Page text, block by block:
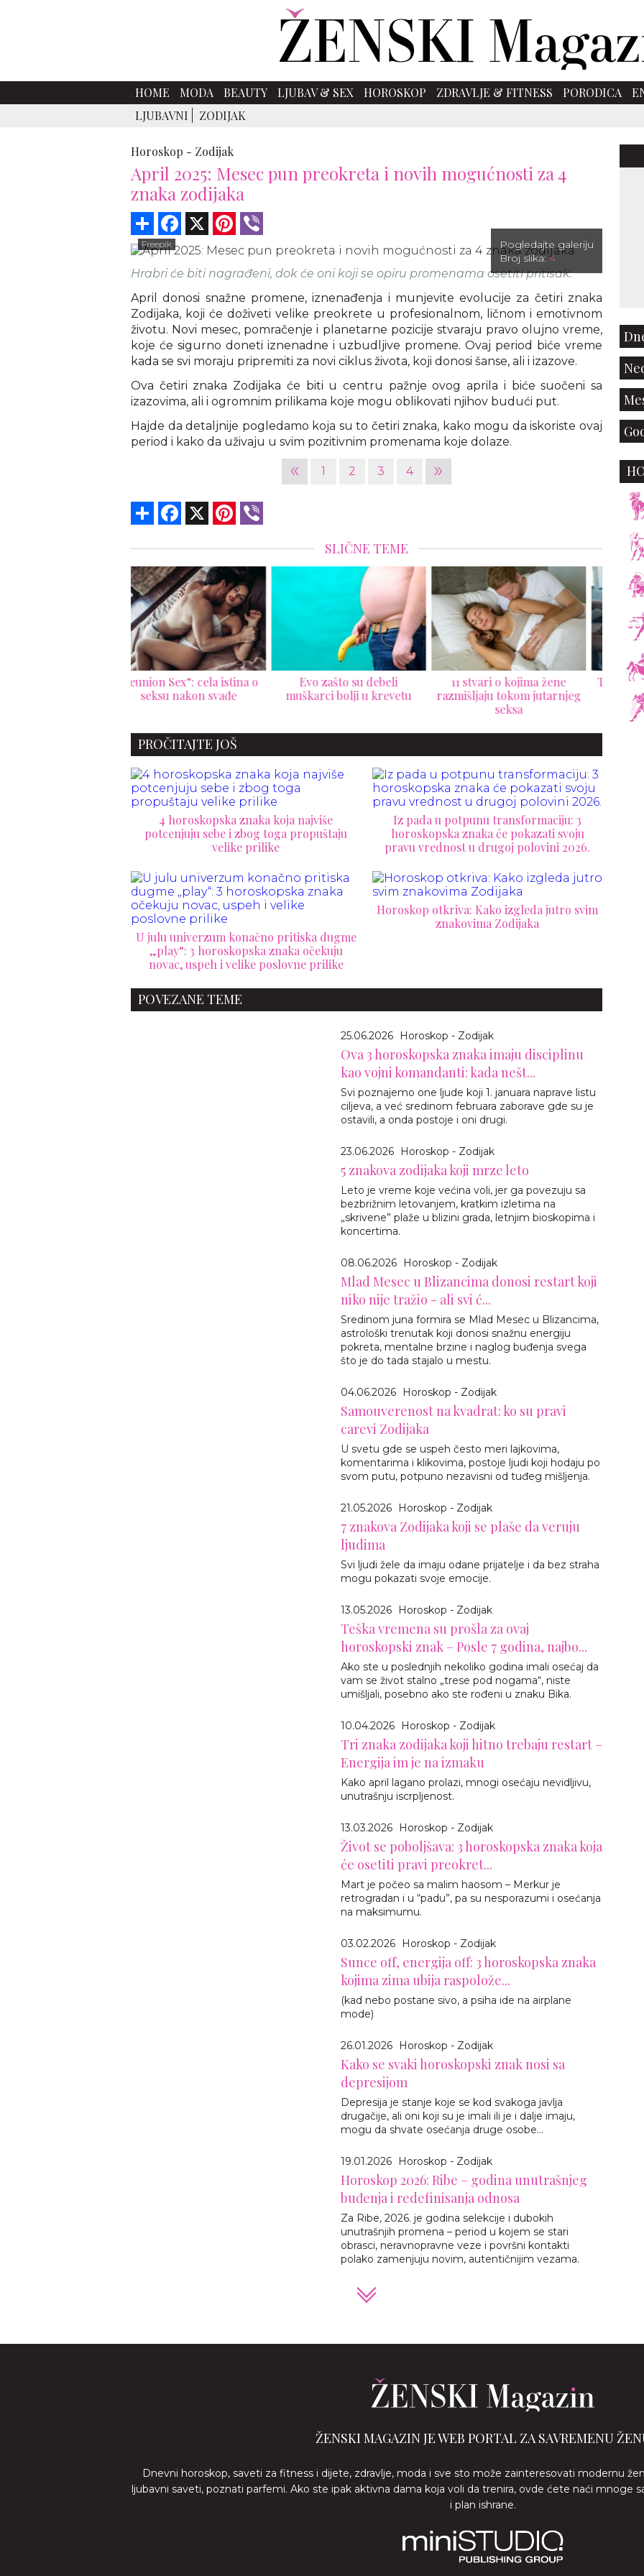
HOME MODA BEAUTY LJUBAV & SEX HOROSKOP ZDRAVLJE & FITNESS PORODICA
LJUBAVNI
ZODIJAK
Horoskop - Zodijak
April 2025: Mesec pun preokreta i novih mogućnosti za 4
znaka zodijaka
Share Facebook Pinterest
Freepik
Pogledajte galeriju
Broj slika:4
Hrabri će biti nagrađeni, dok će oni koji se opiru promenama osetiti pritisak.
April donosi snažne promene, iznenađenja i munjevite evolucije za četiri znaka
Zodijaka, koji će doživeti velike preokrete u profesionalnom, ličnom i emotivnom
životu. Novi mesec, pomračenje i planetarne pozicije stvaraju pravo olujno vreme,
koje će sigurno doneti iznenadne i uzbudljive promene. Ovaj period biće vreme
kada se svi moraju pripremiti za novi ciklus života, koji donosi šanse, ali i izazove.
Ova četiri znaka Zodijaka će biti u centru pažnje ovog aprila i biće suočeni sa
izazovima, ali i ogromnim prilikama koje mogu oblikovati njihov budući put.
Hajde da detaljnije pogledamo koja su to četiri znaka, kako mogu da iskoriste ovaj
period i kako da uživaju u svim pozitivnim promenama koje dolaze.
« 1 2 3 4 »
Share Facebook Pinterest
SLIČNE TEME
Evo zašto su debeli
muškarci bolji u krevetu
11 stvari o kojima žene
razmišljaju tokom jutarnjeg
Tačka A, najnepoznatija, ali
čudesna ženska erogena
zona
bi
PROČITAJTE JOŠ
4 horoskopska znaka koja najviše
potcenjuju sebe i zbog toga propuštaju
velike prilike
Iz pada u potpunu transformaciju: 3
horoskopska znaka će pokazati svoju
pravu vrednost u drugoj polovini 2026.
U julu univerzum konačno pritiska dugme
„play“: 3 horoskopska znaka očekuju
novac, uspeh i velike poslovne prilike
Horoskop otkriva: Kako izgleda jutro svim
znakovima Zodijaka
POVEZANE TEME
25.06.2026 Horoskop - Zodijak
Ova 3 horoskopska znaka imaju disciplinu
kao vojni komandanti: kada nešt...
Svi poznajemo one ljude koji 1. januara naprave listu
ciljeva, a već sredinom februara zaborave gde su je
ostavili, a onda postoje i oni drugi.
23.06.2026 Horoskop - Zodijak
5 znakova zodijaka koji mrze leto
Leto je vreme koje većina voli, jer ga povezuju sa
bezbrižnim letovanjem, kratkim izletima na
„skrivene” plaže u blizini grada, letnjim bioskopima i
koncertima.
08.06.2026 Horoskop - Zodijak
Mlad Mesec u Blizancima donosi restart koji
niko nije tražio - ali svi ć...
Sredinom juna formira se Mlad Mesec u Blizancima,
astrološki trenutak koji donosi snažnu energiju
pokreta, mentalne brzine i naglog buđenja svega
što je do tada stajalo u mestu.
04.06.2026 Horoskop - Zodijak
Samouverenost na kvadrat: ko su pravi
carevi Zodijaka
U svetu gde se uspeh često meri lajkovima,
komentarima i klikovima, postoje ljudi koji hodaju po
svom putu, potpuno nezavisni od tuđeg mišljenja.
21.05.2026 Horoskop - Zodijak
7 znakova Zodijaka koji se plaše da veruju
ljudima
Svi ljudi žele da imaju odane prijatelje i da bez straha
mogu pokazati svoje emocije.
13.05.2026 Horoskop - Zodijak
Teška vremena su prošla za ovaj
horoskopski znak – Posle 7 godina, najbo...
Ako ste u poslednjih nekoliko godina imali osećaj da
vam se život stalno „trese pod nogama“, niste
umišljali, posebno ako ste rođeni u znaku Bika.
10.04.2026 Horoskop - Zodijak
Tri znaka zodijaka koji hitno trebaju restart –
Energija im je na izmaku
Kako april lagano prolazi, mnogi osećaju nevidljivu,
unutrašnju iscrpljenost.
13.03.2026 Horoskop - Zodijak
Život se poboljšava: 3 horoskopska znaka koja
će osetiti pravi preokret...
Mart je počeo sa malim haosom – Merkur je
retrogradan i u “padu”, pa su nesporazumi i osećanja
na maksimumu.
03.02.2026 Horoskop - Zodijak
Sunce off, energija off: 3 horoskopska znaka
kojima zima ubija raspolože...
(kad nebo postane sivo, a psiha ide na airplane
mode)
26.01.2026 Horoskop - Zodijak
Kako se svaki horoskopski znak nosi sa
depresijom
Depresija je stanje koje se kod svakoga javlja
drugačije, ali oni koji su je imali ili je i dalje imaju,
mogu da shvate osećanja druge osobe...
19.01.2026 Horoskop - Zodijak
Horoskop 2026: Ribe – godina unutrašnjeg
buđenja i redefinisanja odnosa
Za Ribe, 2026. je godina selekcije i dubokih
unutrašnjih promena – period u kojem se stari
obrasci, neravnopravne veze i površni kontakti
polako zamenjuju novim, autentičnijim vezama.
ŽENSKI MAGAZIN JE WEB PORTAL ZA SAVREMENU
Dnevni horoskop, saveti za fitness i dijete, zdravlje, moda i sve sto može zainteresovati modernu
ljubavni saveti, poznati parfemi. Ako ste ipak aktivna dama koja voli da trenira, ovde ćete naći mnoge
i plan ishrane.